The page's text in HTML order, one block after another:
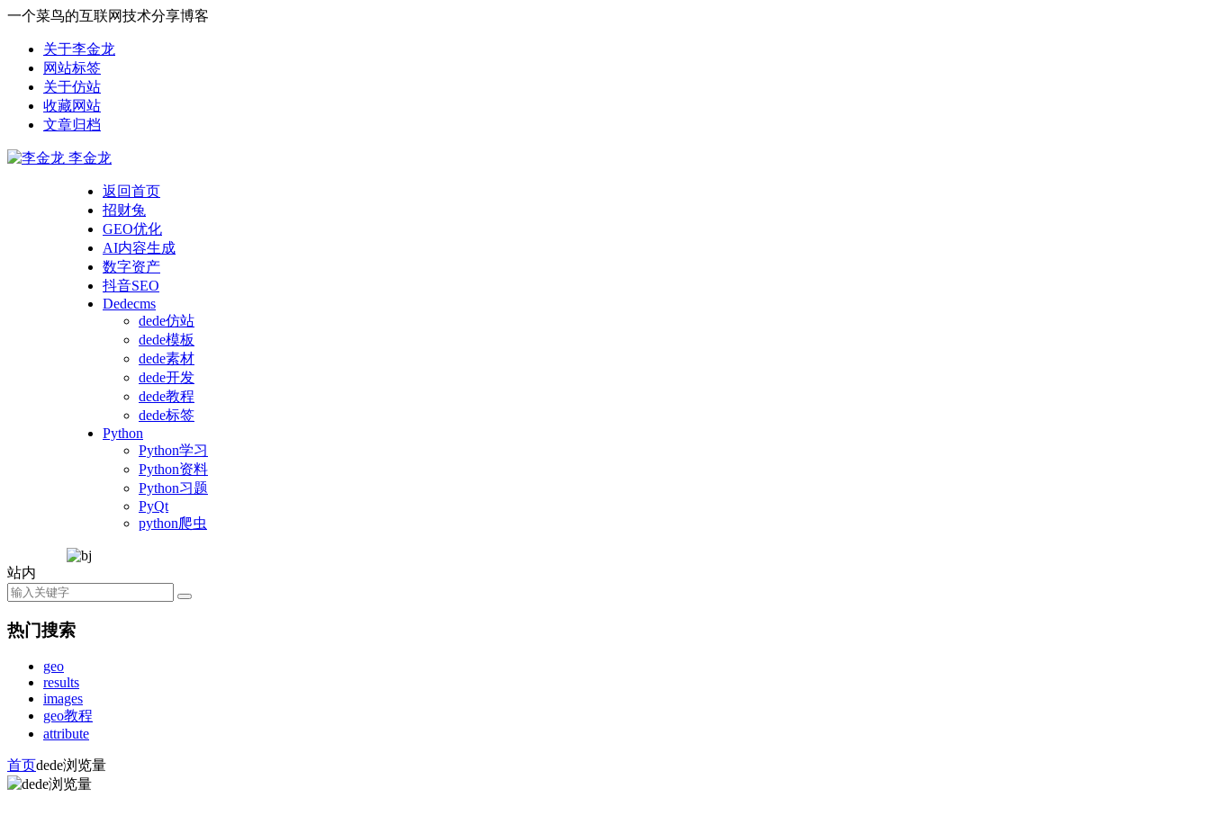
一个菜鸟的互联网技术分享博客
关于李金龙
网站标签
关于仿站
收藏网站
文章归档
李金龙
返回首页
招财兔
GEO优化
AI内容生成
数字资产
抖音SEO
Dedecms
dede仿站
dede模板
dede素材
dede开发
dede教程
dede标签
Python
Python学习
Python资料
Python习题
PyQt
python爬虫
站内
热门搜索
geo
results
images
geo教程
attribute
首页dede浏览量